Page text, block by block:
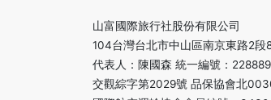
山富國際旅行社股份有限公司
104台灣台北市中山區南京東路2段
代表人：陳國森 統一編號：
交觀綜字第2029號 品保協會北